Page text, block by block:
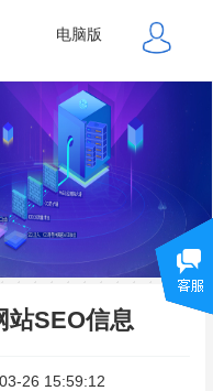
电脑版
站SEO信息
26 15:59:12